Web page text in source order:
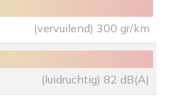
(vervuilend) 300 gr/km
(luidruchtig) 82 dB(A)